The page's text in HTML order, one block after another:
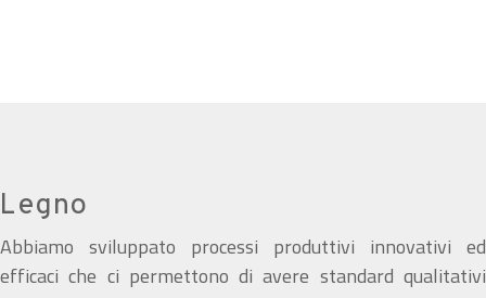
Legno
Abbiamo sviluppato processi produttivi innovativi ed
efficaci che ci permettono di avere standard qualitativi